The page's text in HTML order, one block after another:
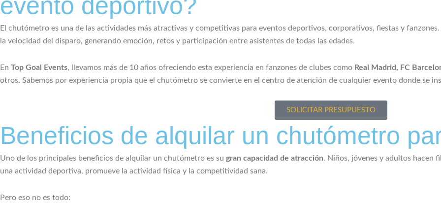
El chutómetro es una de las actividades más atractivas y competitivas para eventos deportivos, corporativos, fiestas y
la velocidad del disparo, generando emoción, retos y participación entre asistentes de todas las edades.
En Top Goal Events, llevamos más de 10 años ofreciendo esta experiencia en fanzones de clubes como Real Madrid, FC
otros. Sabemos por experiencia propia que el chutómetro se convierte en el centro de atención de cualquier evento donde se
SOLICITAR PRESUPUESTO
Beneficios de alquilar un chutómetro
Uno de los principales beneficios de alquilar un chutómetro es su gran capacidad de atracción. Niños, jóvenes y adultos hacen
una actividad deportiva, promueve la actividad física y la competitividad sana.
Pero eso no es todo: